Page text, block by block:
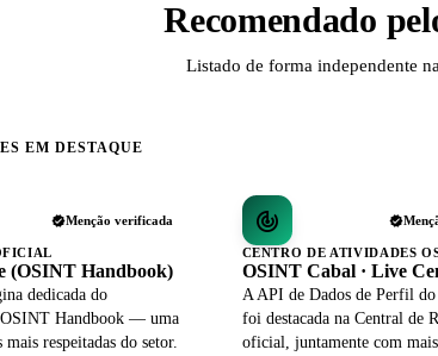
Recomendado
Listado de forma independente
EM DESTAQUE
Menção verificada
(OSINT Handbook)
dedicada do
Handbook — uma
mais respeitadas do setor.
CENTRO DE ATIVIDADES
OSINT Cabal · Live
A API de Dados de Perfil
foi destacada na Central de
oficial, juntamente com